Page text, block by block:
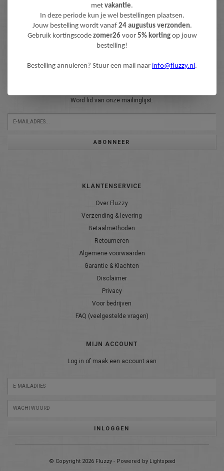
Word lid van onze mailinglijst:
ABONNEER
KLANTENSERVICE
Over Fluzzy
Verzending & levering
Betaalmethoden
Retourneren
Algemene voorwaarden
Garantie & Klachten
Disclaimer
Privacy
Voor bedrijven
FAQ (veelgestelde vragen)
MIJN ACCOUNT
Log in of maak een account aan
INLOGGEN
© Copyright 2026 Fluzzy - Powered by Lightspeed
met vakantie.
In deze periode kun je wel bestellingen plaatsen.
Jouw bestelling wordt vanaf 24 augustus verzonden.
Gebruik kortingscode zomer26 voor 5% kortingop jouw
bestelling!
Bestelling annuleren? Stuur een mail naar info@fluzzy.nl.